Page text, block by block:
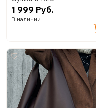
1 999 Руб.
В наличии